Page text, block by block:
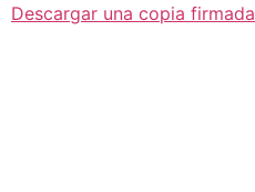
Descargar una copia firmada